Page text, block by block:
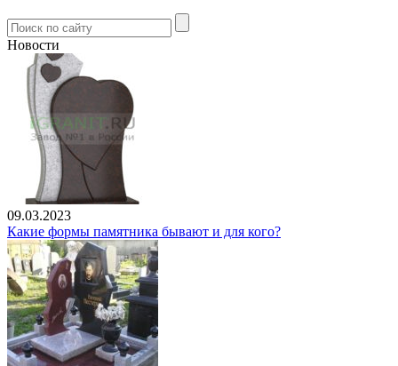
Новости
09.03.2023
Какие формы памятника бывают и для кого?